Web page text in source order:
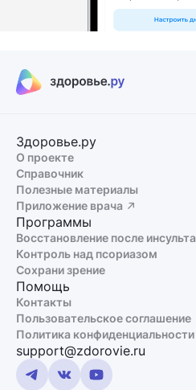
Здоровье.ру
О проекте
Справочник
Полезные материалы
Приложение врача
Программы
Восстановление после инсульта
Контроль над псориазом
Сохрани зрение
Помощь
Контакты
Пользовательское соглашение
Политика конфиденциальности
support@zdorovie.ru